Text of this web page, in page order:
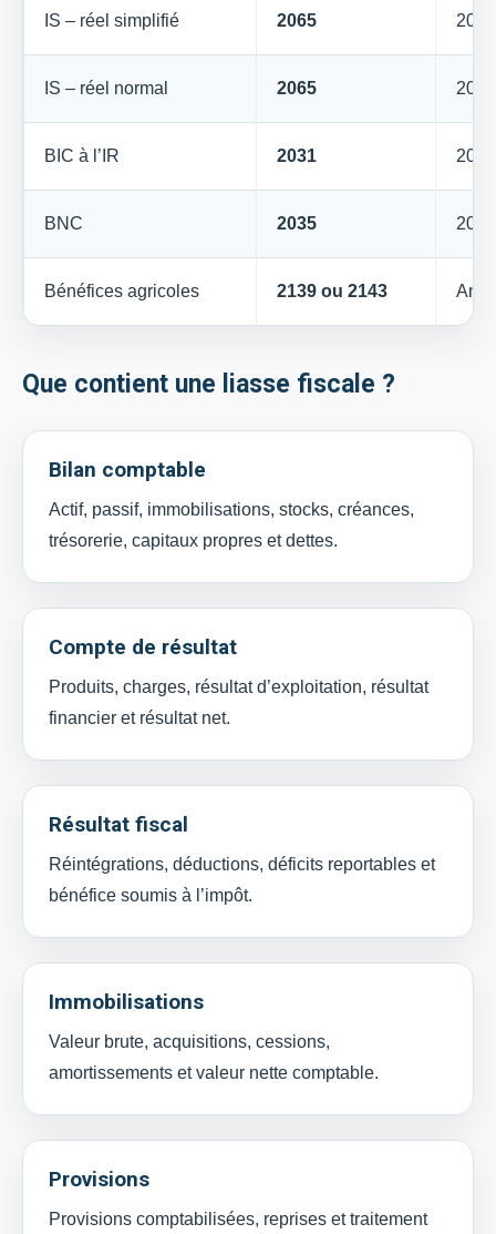
IS – réel simplifié 2065
IS – réel normal 2065
BIC à l’IR 2031
BNC 2035
Bénéfices agricoles 2139 ou 2143
Que contient une liasse fiscale ?
Bilan comptable
Actif, passif, immobilisations, stocks, créances,
trésorerie, capitaux propres et dettes.
Compte de résultat
Produits, charges, résultat d’exploitation, résultat
financier et résultat net.
Résultat fiscal
Réintégrations, déductions, déficits reportables et
bénéfice soumis à l’impôt.
Immobilisations
Valeur brute, acquisitions, cessions,
amortissements et valeur nette comptable.
Provisions
Provisions comptabilisées, reprises et traitement